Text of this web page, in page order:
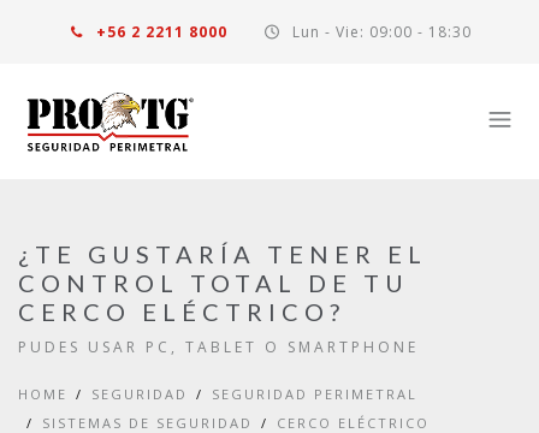
+56 2 2211 8000 Lun - Vie: 09:00 - 18:30
¿TE GUSTARÍA TENER EL
CONTROL TOTAL DE TU
CERCO ELÉCTRICO?
PUDES USAR PC, TABLET O SMARTPHONE
HOME SEGURIDAD
SEGURIDAD PERIMETRAL
SISTEMAS DE SEGURIDAD
CERCO ELÉCTRICO